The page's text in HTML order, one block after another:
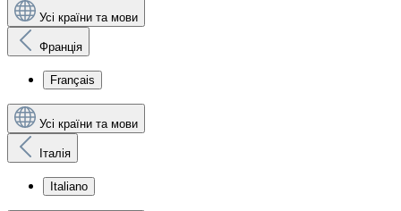
Усі країни та мови
Франція
Français
Усі країни та мови
Італія
Italiano